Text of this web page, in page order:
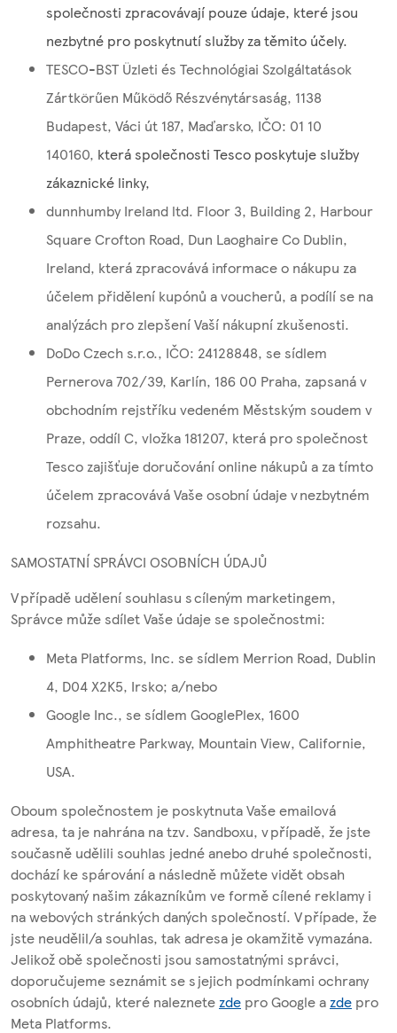
společnosti zpracovávají pouze údaje, které jsou
nezbytné pro poskytnutí služby za těmito účely.
TESCO-BST Üzleti és Technológiai Szolgáltatások
Zártkörűen Működő Részvénytársaság, 1138
Budapest, Váci út 187, Maďarsko, IČO: 01 10
140160, která společnosti Tesco poskytuje služby
zákaznické linky,
dunnhumby Ireland ltd. Floor 3, Building 2, Harbour
Square Crofton Road, Dun Laoghaire Co Dublin,
Ireland, která zpracovává informace o nákupu za
účelem přidělení kupónů a voucherů, a podílí se na
analýzách pro zlepšení Vaší nákupní zkušenosti.
DoDo Czech s.r.o., IČO: 24128848, se sídlem
Pernerova 702/39, Karlín, 186 00 Praha, zapsaná v
obchodním rejstříku vedeném Městským soudem v
Praze, oddíl C, vložka 181207, která pro společnost
Tesco zajišťuje doručování online nákupů a za tímto
účelem zpracovává Vaše osobní údaje v nezbytném
rozsahu.
SAMOSTATNÍ SPRÁVCI OSOBNÍCH ÚDAJŮ
V případě udělení souhlasu s cíleným marketingem,
Správce může sdílet Vaše údaje se společnostmi:
Meta Platforms, Inc. se sídlem Merrion Road, Dublin
4, D04 X2K5, Irsko; a/nebo
Google Inc., se sídlem GooglePlex, 1600
Amphitheatre Parkway, Mountain View, Californie,
USA.
Oboum společnostem je poskytnuta Vaše emailová
adresa, ta je nahrána na tzv. Sandboxu, v případě, že jste
současně udělili souhlas jedné anebo druhé společnosti,
dochází ke spárování a následně můžete vidět obsah
poskytovaný našim zákazníkům ve formě cílené reklamy i
na webových stránkých daných společností. V případe, že
jste neudělil/a souhlas, tak adresa je okamžitě vymazána.
Jelikož obě společnosti jsou samostatnými správci,
doporučujeme seznámit se s jejich podmínkami ochrany
osobních údajů, které naleznetezde pro Google azde pro
Meta Platforms.